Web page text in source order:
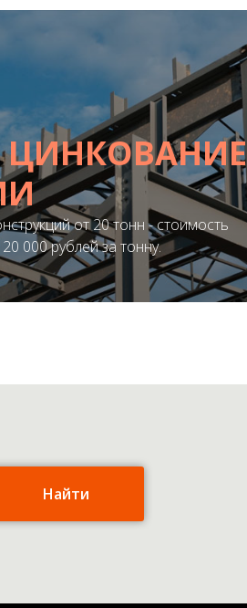
ЦИНКОВАНИЕ
от 20 тонн - стоимость
000 рублей за тонну.
Найти